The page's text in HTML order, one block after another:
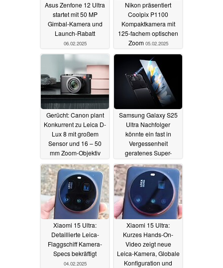
Asus Zenfone 12 Ultra
startet mit 50 MP
Gimbal-Kamera und
Launch-Rabatt
06.02.2025
Nikon präsentiert
Coolpix P1100
Kompaktkamera mit
125-fachem optischen
Zoom 05.02.2025
Gerücht: Canon plant
Konkurrent zu Leica D-
Lux 8 mit großem
Sensor und 16 – 50
mm Zoom-Objektiv
04.02.2025
Samsung Galaxy S25
Ultra Nachfolger
könnte ein fast in
Vergessenheit
geratenes Super-
04.02.2025
Xiaomi 15 Ultra:
Detaillierte Leica-
Flaggschiff Kamera-
Specs bekräftigt
04.02.2025
Xiaomi 15 Ultra:
Kurzes Hands-On-
Video zeigt neue
Leica-Kamera, Globale
Konfiguration und